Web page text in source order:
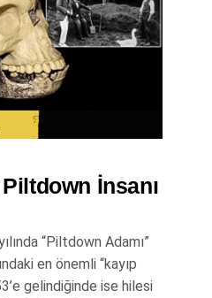
İnsanı
“Piltdown Adamı”
en önemli “kayıp
gelindiğinde ise hilesi